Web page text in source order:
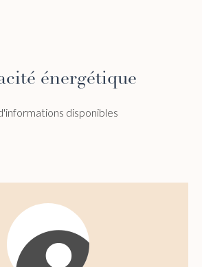
énergétique
disponibles